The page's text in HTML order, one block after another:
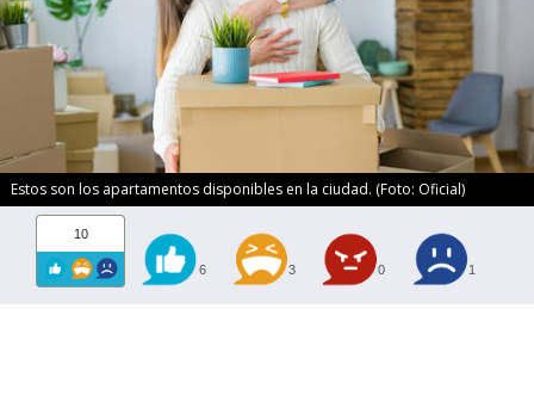
Estos son los apartamentos disponibles en la ciudad. (Foto: Oficial)
10
6 3 0 1